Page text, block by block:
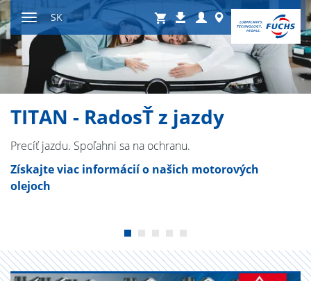
Preskočiť
na
obsah
Prepnúť
navigáciu
ShopNa
stiahnutie
LoginWorldwide
SK
TITAN - RadosŤ z jazdy
Precíť jazdu. Spoľahni sa na ochranu.
Získajte viac informácií o našich motorových
olejoch